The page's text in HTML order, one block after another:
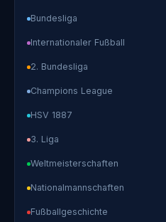
Bundesliga
Internationaler Fußball
2. Bundesliga
Champions League
HSV 1887
3. Liga
Weltmeisterschaften
Nationalmannschaften
Fußballgeschichte